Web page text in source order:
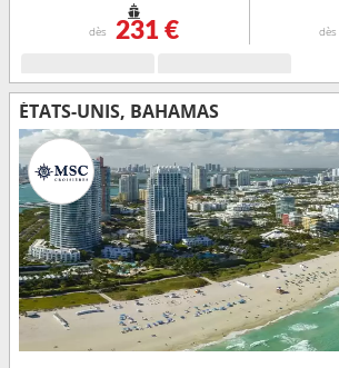
dès 231 € dès
ÉTATS-UNIS, BAHAMAS